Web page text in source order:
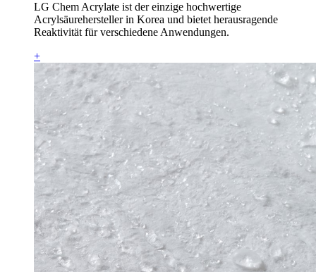
LG Chem Acrylate ist der einzige hochwertige
Acrylsäurehersteller in Korea und bietet herausragende
Reaktivität für verschiedene Anwendungen.
+